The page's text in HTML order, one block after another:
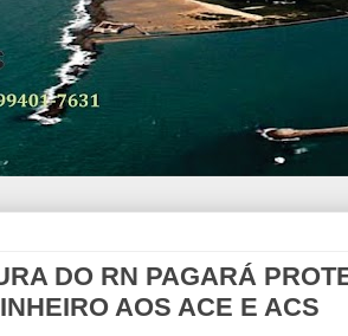
DO RN PAGARÁ
AOS ACE E ACS